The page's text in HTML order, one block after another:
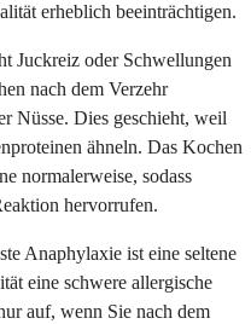
erheblich beeinträchtigen.
Juckreiz oder Schwellungen
nach dem Verzehr
Nüsse. Dies geschieht, weil
ähneln. Das Kochen
normalerweise, sodass
hervorrufen.
Anaphylaxie ist eine seltene
eine schwere allergische
auf, wenn Sie nach dem